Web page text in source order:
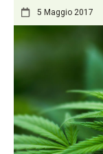
5 Maggio 2017